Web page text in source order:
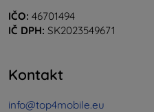
IČO: 46701494
IČ DPH: SK2023549671
Kontakt
info@top4mobile.eu